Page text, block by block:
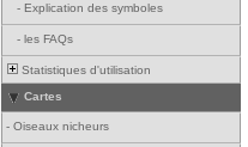
- Explication des symboles
- les FAQs
Statistiques d'utilisation
Cartes
- Oiseaux nicheurs